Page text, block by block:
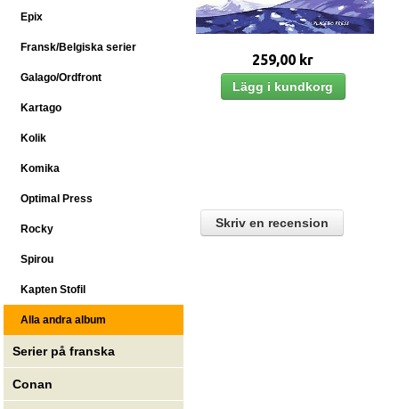
Epix
Fransk/Belgiska serier
Galago/Ordfront
Kartago
Kolik
Komika
Optimal Press
Rocky
Spirou
Kapten Stofil
Alla andra album
Serier på franska
Conan
259,00 kr
Skriv en recension